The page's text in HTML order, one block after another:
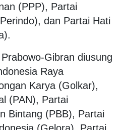
(PPP), Partai
dan Partai Hati
Gibran diusung
Raya
Karya (Golkar),
(PAN), Partai
Bintang (PBB), Partai